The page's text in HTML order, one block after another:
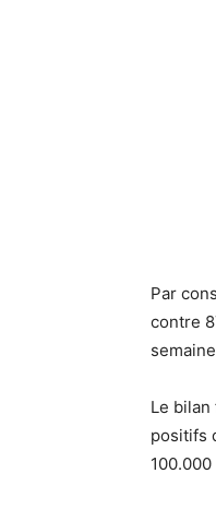
Par
contre
Le bilan
positifs